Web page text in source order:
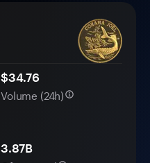
$34.76
Volume (24h)
3.87B